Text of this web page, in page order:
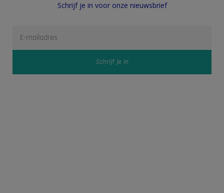
Schrijf je in voor onze nieuwsbrief